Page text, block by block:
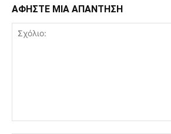
ΑΦΗΣΤΕ ΜΙΑ ΑΠΑΝΤΗΣΗ